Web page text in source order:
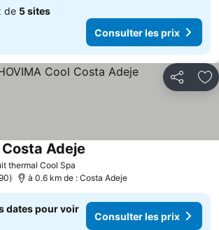
de 5 sites
Consulter les prix
Partager
thermal Cool Spa
Adeje
à 0.6 km de : Costa Adeje
dates pour voir
Consulter les prix